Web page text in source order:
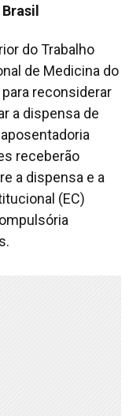
do Trabalho
de Medicina do
reconsiderar
a dispensa de
receberão
a dispensa e a
(EC)